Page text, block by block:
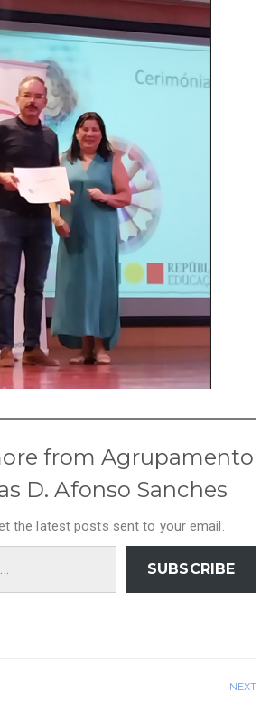
from Agrupamento
D. Afonso Sanches
the latest posts sent to your email.
SUBSCRIBE
NEXT